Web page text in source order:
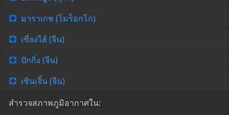
มาราเกช (โมร็อกโก)
เซี่ยงไฮ้ (จีน)
ปักกิ่ง (จีน)
เซินเจิ้น (จีน)
สำรวจสภาพภูมิอากาศใน: